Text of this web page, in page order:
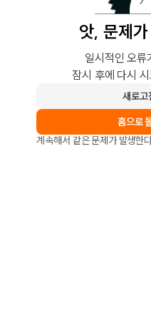
앗, 문제
일시적인 오류
잠시 후에 다시
새로고
홈으로
계속해서 같은 문제가 발생한